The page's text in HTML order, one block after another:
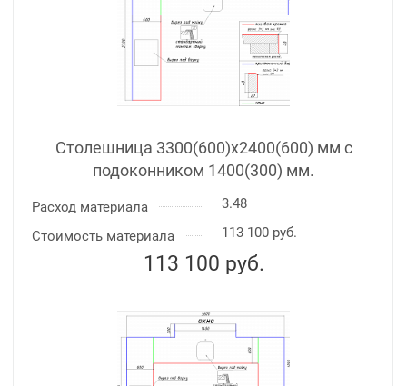
Столешница 3300(600)х2400(600) мм с
подоконником 1400(300) мм.
Расход материала
3.48
Стоимость материала
113 100 руб.
113 100 руб.